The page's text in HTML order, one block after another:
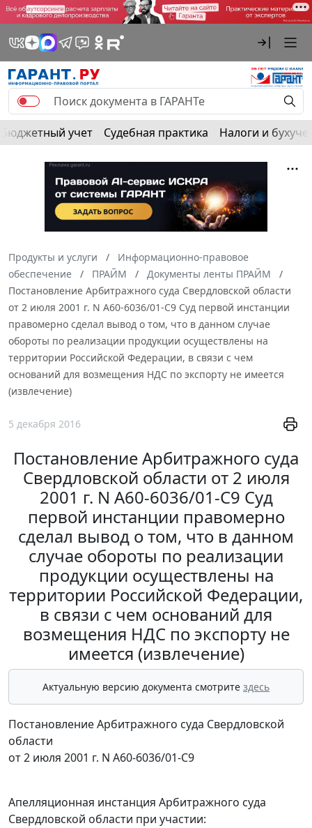
Бюджетный учет Судебная практика Налоги и
Продукты и услуги
Информационно-правовое
обеспечение
ПРАЙМ
Документы ленты ПРАЙМ
Постановление Арбитражного суда Свердловской области
от 2 июля 2001 г. N А60-6036/01-C9 Суд первой инстанции
правомерно сделал вывод о том, что в данном случае
обороты по реализации продукции осуществлены на
территории Российской Федерации, в связи с чем
оснований для возмещения НДС по экспорту не имеется
(извлечение)
5 декабря 2016
Постановление Арбитражного суда
Свердловской области от 2 июля
2001 г. N А60-6036/01-C9 Суд
первой инстанции правомерно
сделал вывод о том, что в данном
случае обороты по реализации
продукции осуществлены на
территории Российской Федерации,
в связи с чем оснований для
возмещения НДС по экспорту не
имеется (извлечение)
Актуальную версию документа смотрите здесь
Постановление Арбитражного суда Свердловской
области
от 2 июля 2001 г. N А60-6036/01-C9
Апелляционная инстанция Арбитражного суда
Свердловской области при участии: